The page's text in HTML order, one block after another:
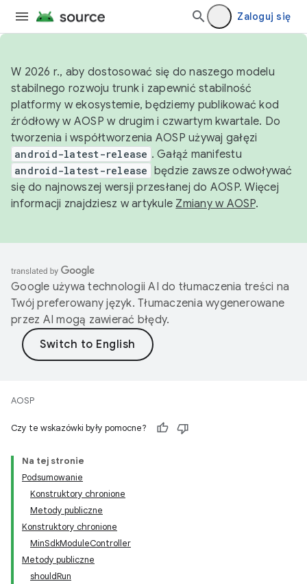
Zaloguj się
W 2026 r., aby dostosować się do naszego modelu
stabilnego rozwoju trunk i zapewnić stabilność
platformy w ekosystemie, będziemy publikować kod
źródłowy w AOSP w drugim i czwartym kwartale. Do
tworzenia i współtworzenia AOSP używaj gałęzi
android-latest-release . Gałąź manifestu
android-latest-release będzie zawsze odwoływać
się do najnowszej wersji przesłanej do AOSP. Więcej
informacji znajdziesz w artykule Zmiany w AOSP.
Google używa technologii AI do tłumaczenia treści na
Twój preferowany język. Tłumaczenia wygenerowane
przez AI mogą zawierać błędy.
AOSP
Czy te wskazówki były pomocne?
Na tej stronie
Podsumowanie
Konstruktory chronione
Metody publiczne
Konstruktory chronione
MinSdkModuleController
Metody publiczne
shouldRun